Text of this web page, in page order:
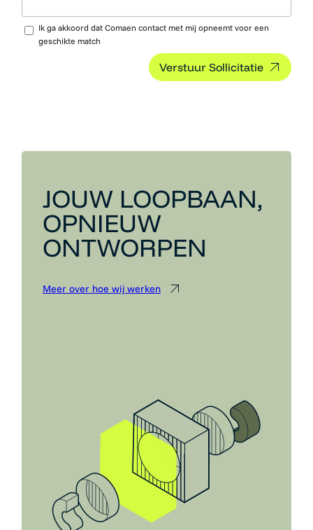
Ik ga akkoord dat Comaen contact met mij opneemt voor een
geschikte match
JOUW LOOPBAAN,
OPNIEUW
ONTWORPEN
Meer over hoe wij werken